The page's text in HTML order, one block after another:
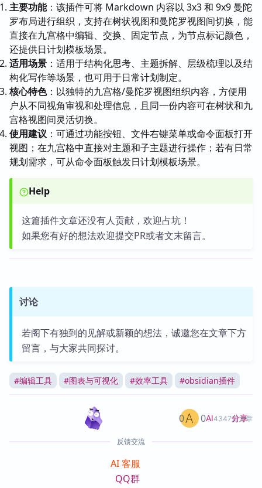
主要功能：该插件可将 Markdown 内容以 3x3 和 9x9 曼陀
罗布局进行组织，支持在树状视图和曼陀罗视图间切换，能
直接在九宫格中编辑、交换、固定节点，为节点标记颜色，
还提供日计划模板场景。
适用场景 ：适用于结构化思考、主题拆解、层级梳理以及结
构化写作等场景，也可用于日常计划制定。
核心特色：以独特的九宫格/曼陀罗视图组织内容，方便用
户从不同视角审视和处理信息，且同一份内容可在树状和九
宫格视图间灵活切换。
使用建议 ：可通过功能按钮、文件右键菜单或命令面板打开
视图；在九宫格中直接对主题和子主题进行操作；若有日常
规划需求，可从命令面板触发日计划模板场景。
Help
这篇插件文章还没有人贡献，欢迎占坑！
如果您有好的想法欢迎提交PR或者文末留言。
讨论
若阁下有独到的见解或新颖的想法，诚邀您在文章下方
留言，与大家共同探讨。
#编辑工具 #图表与可视化 #效率工具 #obsidian插件
AI4347篇文章
0 0 分享
反馈交流
AI 客服
QQ群